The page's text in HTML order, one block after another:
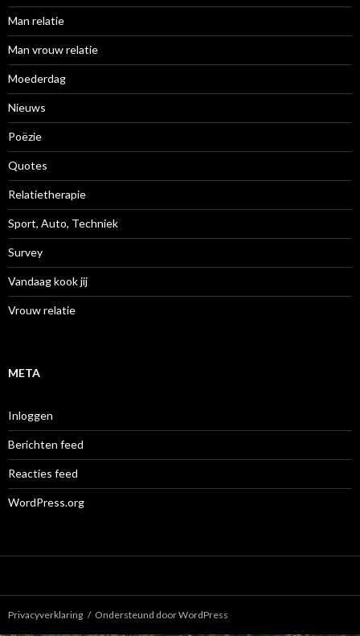
Man relatie
Man vrouw relatie
Moederdag
Nieuws
Poëzie
Quotes
Relatietherapie
Sport, Auto, Techniek
Survey
Vandaag kook jij
Vrouw relatie
META
Inloggen
Berichten feed
Reacties feed
WordPress.org
Privacyverklaring Ondersteund door WordPress